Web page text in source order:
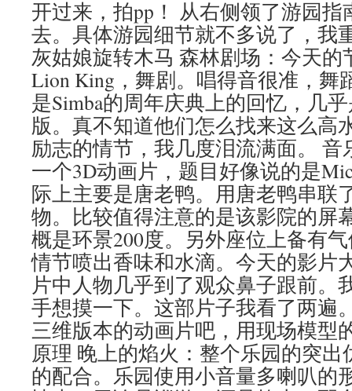
开过来，拍pp！ 从右侧领了游园
去。具体游园细节就不多说了，我
灰姑娘旋转木马 森林剧场：今天的
Lion King，舞剧。唱得音很准，舞
是Simba的周年庆典上的回忆，几
版。真不知道他们怎么找来这么高
励志的情节，我几度泪流满面。
一个3D动画片，题目好像说的是
际上主要是唐老鸭。用唐老鸭串联
物。比较值得注意的是该影院的屏
概是环景200度。另外座位上备有
情节喷出香味和水滴。今天的影片
片中人物几乎到了观众鼻子跟前。
手想摸一下。这部片子我看了两遍
三维版本的动画片吧，用现场模型
原理 晚上的焰火：整个乐园的突
的配合。乐园使用小音量多喇叭的